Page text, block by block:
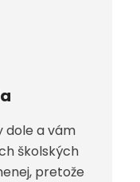
dole a vám
školských
pretože